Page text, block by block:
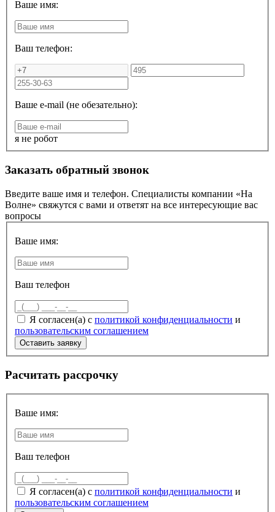
Ваше имя:
Ваш телефон:
Ваше e-mail (не обезательно):
я не робот
Заказать обратный звонок
Введите ваше имя и телефон. Специалисты компании «На
Волне» свяжутся с вами и ответят на все интересующие вас
вопросы
Ваше имя:
Ваш телефон
Я согласен(а) с политикой конфиденциальности и
пользовательским соглашением
Расчитать рассрочку
Ваше имя:
Ваш телефон
Я согласен(а) с политикой конфиденциальности и
пользовательским соглашением